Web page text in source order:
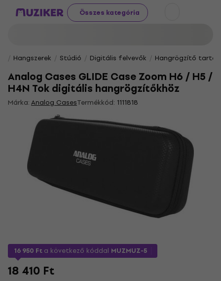
Összes kategória
Hangszerek Stúdió Digitális felvevők Hangrögzítő
Analog Cases GLIDE Case Zoom H6 / H5 /
H4N Tok digitális hangrögzítőkhöz
Márka:Analog CasesTermékkód: 1111818
16 950 Fta következő kóddal MUZMUZ-5
18 410 Ft